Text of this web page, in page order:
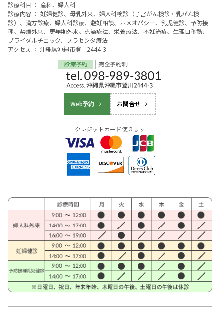
診療科目 ： 産科、婦人科
診療内容 ： 妊婦健診、母乳外来、婦人科検診（子宮がん検診・乳がん検
診）、漢方診療、婦人科診療、避妊相談、ホメオパシー、乳児健診、予防接
種、禁煙外来、更年期外来、点滴療法、栄養療法、不妊治療、生理日移動、
ブライダルチェック、プラセンタ療法
アクセス ： 沖縄県沖縄市登川2444-3
Web予約 お問合せ
クレジットカード使えます